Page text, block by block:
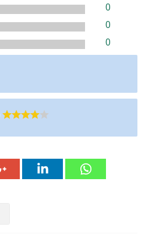
0
0
0